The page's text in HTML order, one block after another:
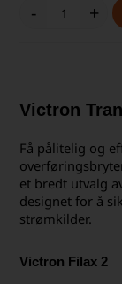
- +
Victron
Få pålitelig og
et bredt utvalg
designet for å
strømkilder.
Victron Filax 2